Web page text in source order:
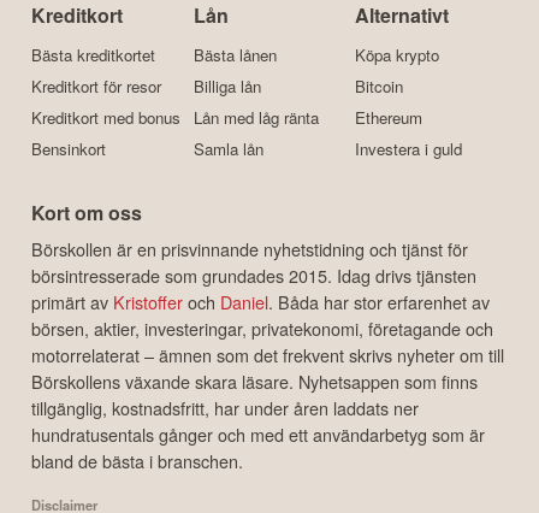
Kreditkort
Bästa kreditkortet
Kreditkort för resor
Kreditkort med bonus
Bensinkort
Lån
Bästa lånen
Billiga lån
Lån med låg ränta
Samla lån
Alternativt
Köpa krypto
Bitcoin
Ethereum
Investera i guld
Kort om oss
Börskollen är en prisvinnande nyhetstidning och tjänst för
börsintresserade som grundades 2015. Idag drivs tjänsten
primärt av Kristofferoch Daniel. Båda har stor erfarenhet av
börsen, aktier, investeringar, privatekonomi, företagande och
motorrelaterat – ämnen som det frekvent skrivs nyheter om till
Börskollens växande skara läsare. Nyhetsappen som finns
tillgänglig, kostnadsfritt, har under åren laddats ner
hundratusentals gånger och med ett användarbetyg som är
bland de bästa i branschen.
Disclaimer